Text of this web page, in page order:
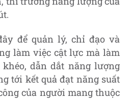
để quản lý, chỉ đạo và
làm việc cật lực mà làm
dẫn dắt năng lượng
tới kết quả đạt năng suất
của người mang thuộc